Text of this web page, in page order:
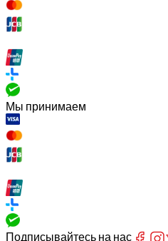
Мы принимаем
Подписывайтесь на нас